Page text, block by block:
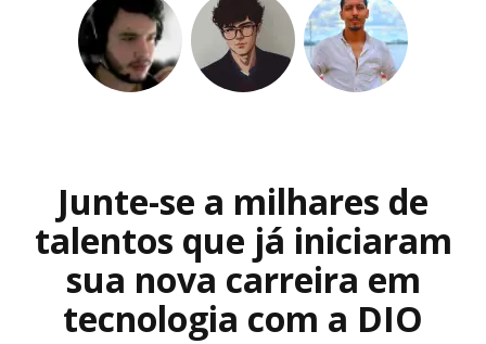
Junte-se a milhares de
talentos que já iniciaram
sua nova carreira em
tecnologia com a DIO